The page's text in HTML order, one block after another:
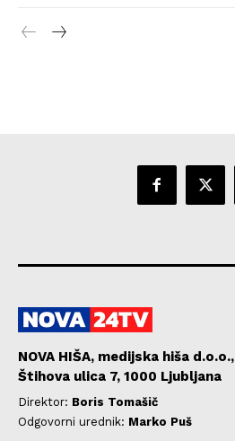
NOVA HIŠA, medijska hiša d.o.o.,
Štihova ulica 7, 1000 Ljubljana
Direktor: Boris Tomašič
Odgovorni urednik: Marko Puš